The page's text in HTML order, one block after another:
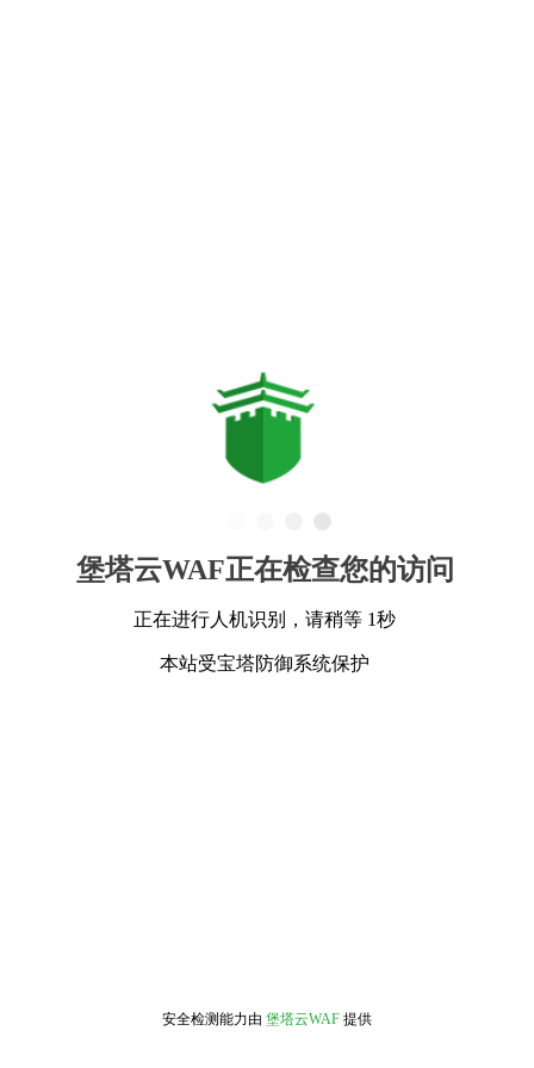
堡塔云WAF正在检查您的访问
正在进行人机识别，请稍等 1秒
本站受宝塔防御系统保护
安全检测能力由 堡塔云WAF 提供